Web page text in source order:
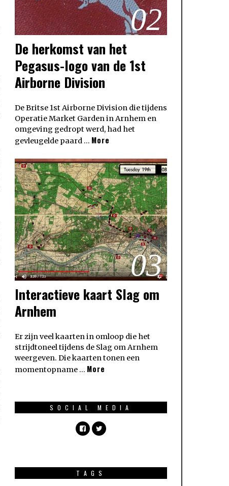
02
De herkomst van het
Pegasus-logo van de 1st
Airborne Division
De Britse 1st Airborne Division die tijdens
Operatie Market Garden in Arnhem en
omgeving gedropt werd, had het
gevleugelde paard … More
03
Interactieve kaart Slag om
Arnhem
Er zijn veel kaarten in omloop die het
strijdtoneel tijdens de Slag om Arnhem
weergeven. Die kaarten tonen een
momentopname … More
SOCIAL MEDIA
TAGS